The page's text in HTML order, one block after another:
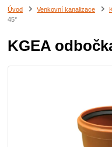
Úvod Venkovní kanalizace
45°
KGEA